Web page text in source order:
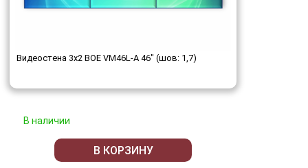
Видеостена 3x2 BOE VM46L-A 46" (шов: 1,7)
В наличии
В КОРЗИНУ